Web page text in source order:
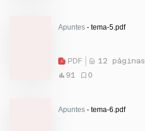
Apuntes - tema-5.pdf
PDF
12 páginas
91
0
Apuntes - tema-6.pdf